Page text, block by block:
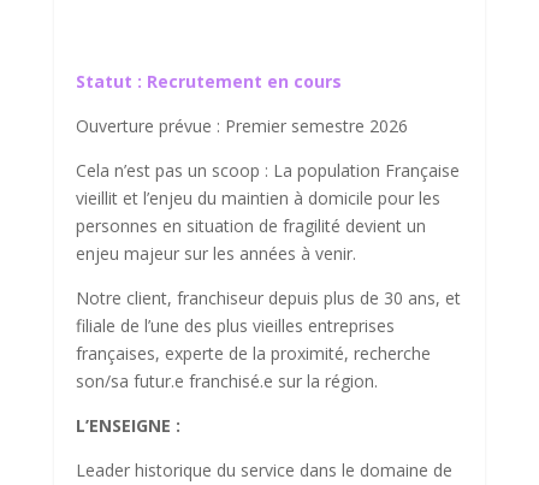
Statut : Recrutement en cours
Ouverture prévue : Premier semestre 2026
Cela n’est pas un scoop : La population Française
vieillit et l’enjeu du maintien à domicile pour les
personnes en situation de fragilité devient un
enjeu majeur sur les années à venir.
Notre client, franchiseur depuis plus de 30 ans, et
filiale de l’une des plus vieilles entreprises
françaises, experte de la proximité, recherche
son/sa futur.e franchisé.e sur la région.
L’ENSEIGNE :
Leader historique du service dans le domaine de